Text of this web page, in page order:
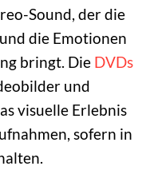
Sound, der die
die Emotionen
bringt. Die DVDs
und
visuelle Erlebnis
sofern in